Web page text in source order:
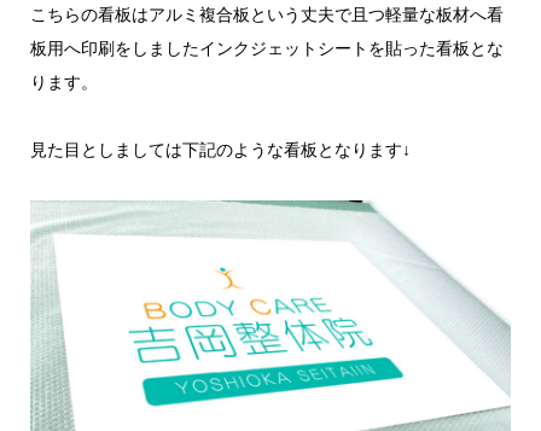
こちらの看板はアルミ複合板という丈夫で且つ軽量な板材へ看
板用へ印刷をしましたインクジェットシートを貼った看板とな
ります。
見た目としましては下記のような看板となります↓